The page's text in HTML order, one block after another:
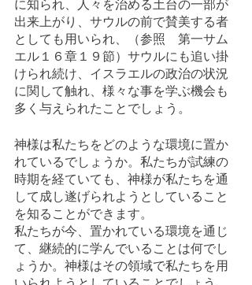
に知られ、人々を治める土台の一部が
出来上がり、サウルの前で賛美する者
としても用いられ、（参照　第一サム
エル１６章１９節）サウルにも追い掛
けられ続け、イスラエルの政治の状況
に関して触れ、様々な事を学ぶ機会も
多く与えられたことでしょう。
神様は私たちをどのような環境に置か
れているでしょうか。私たちが試練の
時期を経ていても、神様が私たちを通
して成し遂げられようとしていること
を知ることができます。
私たちが今、置かれている環境を通じ
て、継続的に学んでいることは何でし
ょうか。神様はその領域で私たちを用